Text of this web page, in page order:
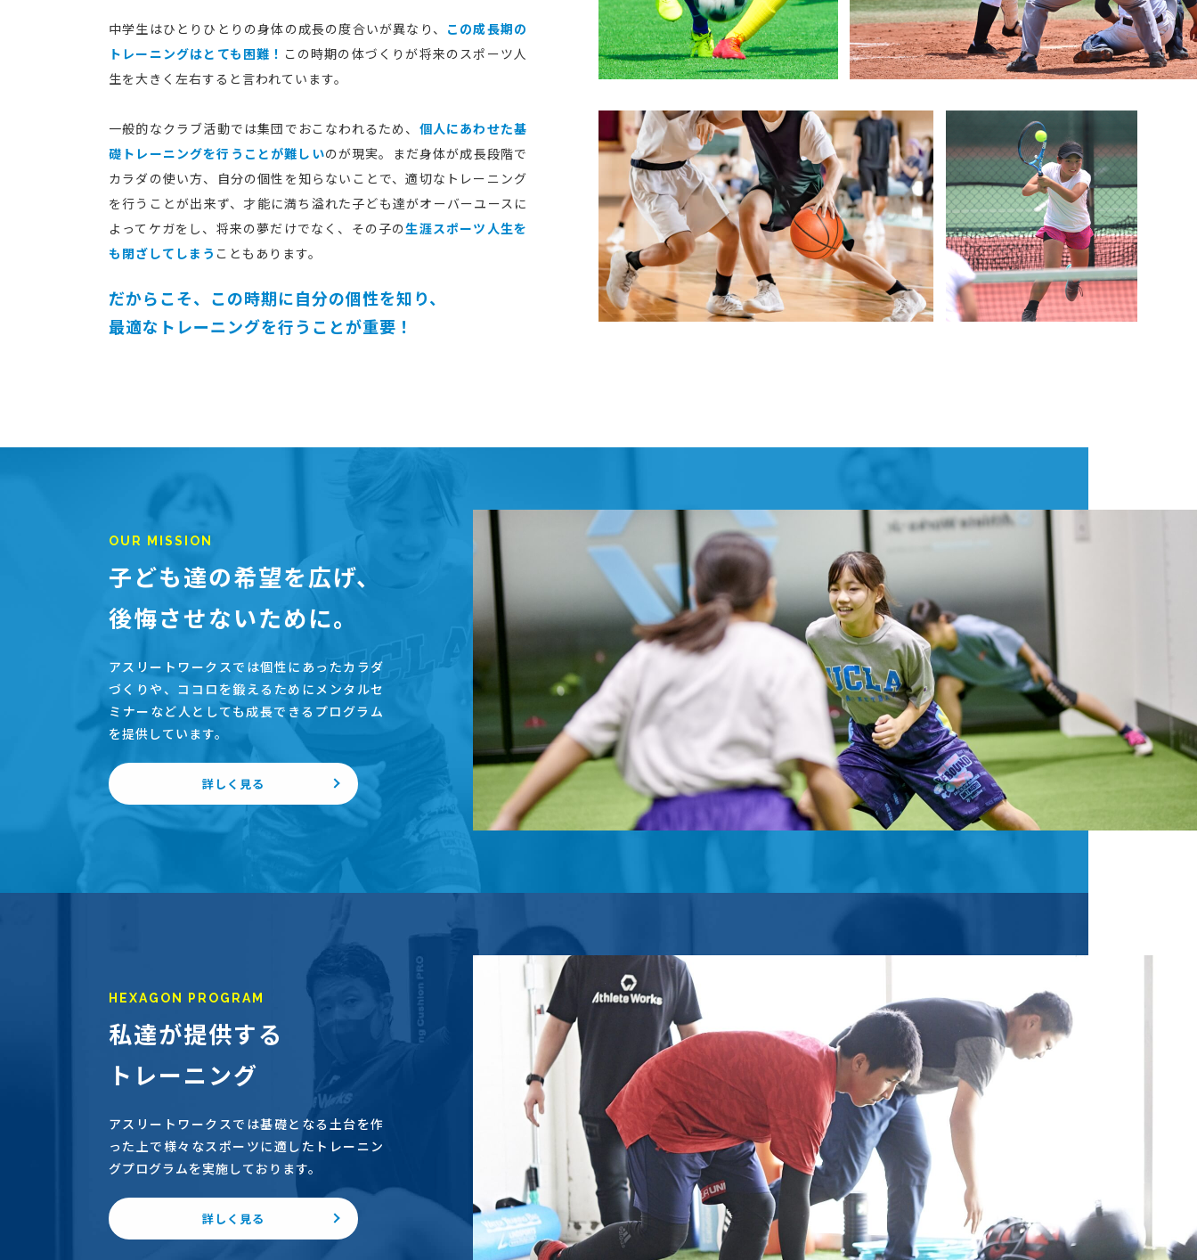
中学生はひとりひとりの身体の成長の度合いが異なり、 この成長期の
トレーニングはとても困難！ この時期の体づくりが将来のスポーツ人
生を大きく左右すると言われています。
一般的なクラブ活動では集団でおこなわれるため、 個人にあわせた基
礎トレーニングを行うことが難しいのが現実。まだ身体が成長段階で
カラダの使い方、自分の個性を知らないことで、適切なトレーニング
を行うことが出来ず、才能に満ち溢れた子ども達がオーバーユースに
よってケガをし、将来の夢だけでなく、その子の生涯スポーツ人生を
も閉ざしてしまう こともあります。
だからこそ、この時期に自分の個性を知り、
最適なトレーニングを行うことが重要！
OUR MISSION
子ども達の希望を広げ、
後悔させないために。
アスリートワークスでは個性にあったカラダ
づくりや、ココロを鍛えるためにメンタルセ
ミナーなど人としても成長できるプログラム
を提供しています。
詳しく見る
HEXAGON PROGRAM
私達が提供する
トレーニング
アスリートワークスでは基礎となる土台を作
った上で様々なスポーツに適したトレーニン
グプログラムを実施しております。
詳しく見る